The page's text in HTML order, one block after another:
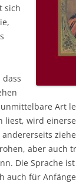
sich
Art
liest, wird
andererseits
aber auch
Die Sprache
auch für